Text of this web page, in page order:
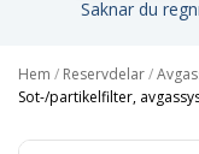
Saknar du
Hem / Reservdelar/
Sot-/partikelfilter,